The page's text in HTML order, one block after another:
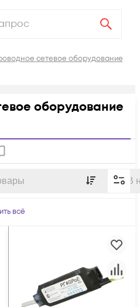
сетевое оборудование
оборудование
В
всё